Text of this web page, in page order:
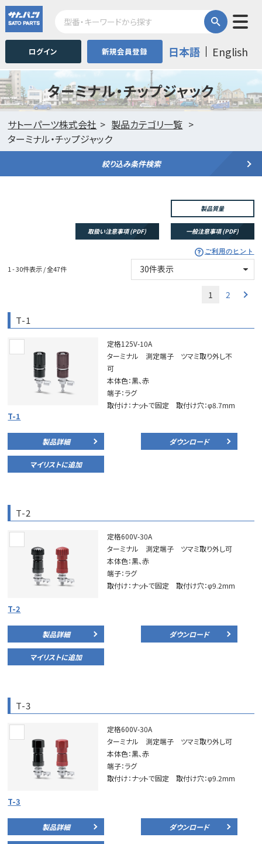
ログイン 新規会員登録 日本語 English
ターミナル・チップジャック
サトーパーツ株式会社
製品カテゴリ一覧
ターミナル・チップジャック
絞り込み条件検索
製品質量
取扱い注意事項 (PDF) 一般注意事項 (PDF)
ご利用のヒント
1 - 30件表示 / 全47件
1 2
T-1
T-1
定格125V-10A
ターミナル 測定端子 ツマミ取り外し不
可
本体色：黒、赤
端子：ラグ
取付け：ナットで固定 取付け穴：φ8.7mm
製品詳細 ダウンロード
マイリストに追加
T-2
T-2
定格600V-30A
ターミナル 測定端子 ツマミ取り外し可
本体色：黒、赤
端子：ラグ
取付け：ナットで固定 取付け穴：φ9.2mm
製品詳細 ダウンロード
マイリストに追加
T-3
T-3
定格600V-30A
ターミナル 測定端子 ツマミ取り外し可
本体色：黒、赤
端子：ラグ
取付け：ナットで固定 取付け穴：φ9.2mm
製品詳細 ダウンロード